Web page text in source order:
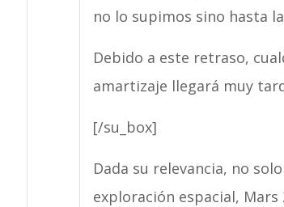
no lo supimos sino hasta
Debido a este retraso,
amartizaje llegará muy
[/su_box]
Dada su relevancia, no
exploración espacial,